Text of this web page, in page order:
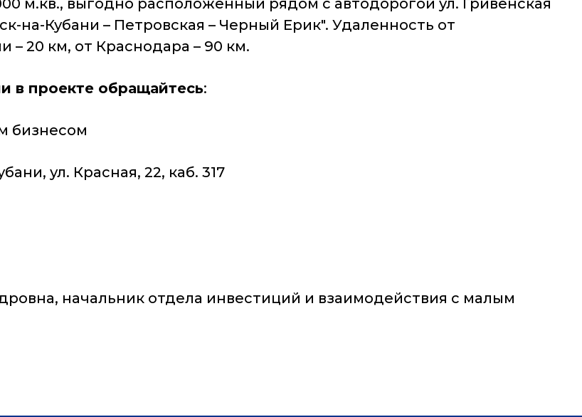
м.кв., выгодно расположенный рядом с автодорогой ул. Гривенская
на-Кубани – Петровская – Черный Ерик". Удаленность от
– 20 км, от Краснодара – 90 км.
в проекте обращайтесь:
бизнесом
ул. Красная, 22, каб. 317
начальник отдела инвестиций и взаимодействия с малым